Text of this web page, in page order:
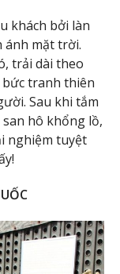
khách bởi làn
ánh mặt trời.
trải dài theo
bức tranh thiên
Sau khi tắm
hô khổng lồ,
nghiệm tuyệt